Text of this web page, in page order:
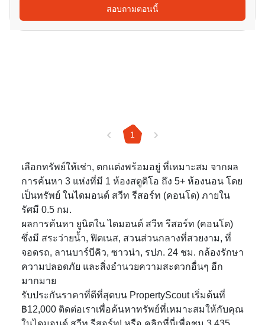
สอบถามตอนนี้
1
เลือกทรัพย์ให้เช่า, ตกแต่งพร้อมอยู่ ที่เหมาะสม จากผล
การค้นหา 3 แห่งที่มี 1 ห้องสตูดิโอ ถึง 5+ ห้องนอน โดย
เป็นทรัพย์ ในไดมอนด์ สวีท รีสอร์ท (คอนโด) ภายใน
รัศมี 0.5 กม.
ผลการค้นหา ยูนิตใน ไดมอนด์ สวีท รีสอร์ท (คอนโด)
ซึ่งมี สระว่ายน้ำ, ฟิตเนส, สวนส่วนกลางที่สวยงาม, ที่
จอดรถ, ลานบาร์บีคิว, ซาวน่า, รปภ. 24 ชม. กล้องรักษา
ความปลอดภัย และสิ่งอำนวยความสะดวกอื่นๆ อีก
มากมาย
รับประกันราคาที่ดีที่สุดบน PropertyScout เริ่มต้นที่
฿12,000 ติดต่อเราเพื่อค้นหาทรัพย์ที่เหมาะสมให้กับคุณ